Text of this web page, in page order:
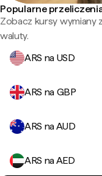
Popularne
Zobacz kursy wymiany
waluty.
ARS na USD
ARS na GBP
ARS na AUD
ARS na AED